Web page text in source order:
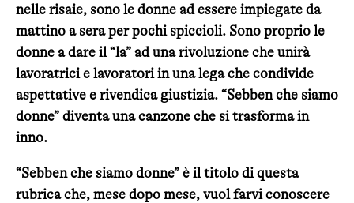
nelle risaie, sono le donne ad essere impiegate da
mattino a sera per pochi spiccioli. Sono proprio le
donne a dare il “la” ad una rivoluzione che unirà
lavoratrici e lavoratori in una lega che condivide
aspettative e rivendica giustizia. “Sebben che siamo
donne” diventa una canzone che si trasforma in
inno.
“Sebben che siamo donne” è il titolo di questa
rubrica che, mese dopo mese, vuol farvi conoscere